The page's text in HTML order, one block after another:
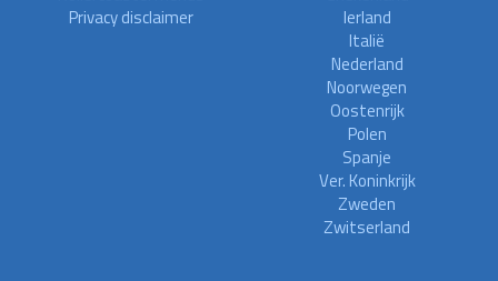
Privacy disclaimer
Ierland
Italië
Nederland
Noorwegen
Oostenrijk
Polen
Spanje
Ver. Koninkrijk
Zweden
Zwitserland